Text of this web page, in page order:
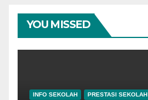
YOU MISSED
INFO SEKOLAH PRESTASI SEKOLAH